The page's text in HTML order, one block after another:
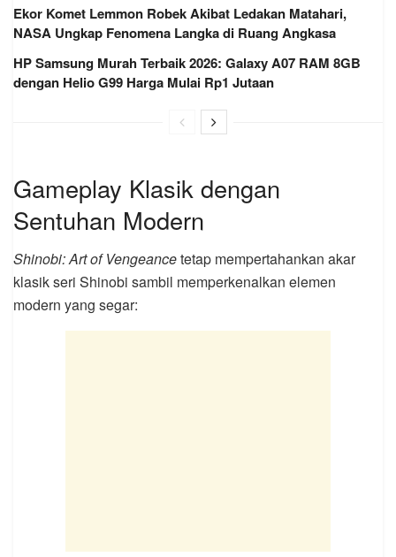
Ekor Komet Lemmon Robek Akibat Ledakan Matahari,
NASA Ungkap Fenomena Langka di Ruang Angkasa
HP Samsung Murah Terbaik 2026: Galaxy A07 RAM 8GB
dengan Helio G99 Harga Mulai Rp1 Jutaan
Gameplay Klasik dengan
Sentuhan Modern
Shinobi: Art of Vengeancetetap mempertahankan akar
klasik seri Shinobi sambil memperkenalkan elemen
modern yang segar: